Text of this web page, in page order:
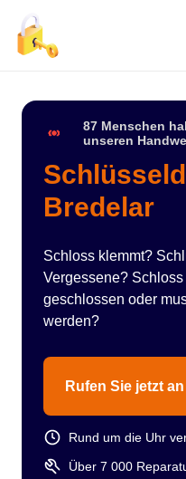
87 Menschen
unseren
Bredelar
Schloss klemmt?
Vergessene?
geschlossen oder
werden?
Rufen Sie jetzt an
Rund um die Uhr
Über 7 000